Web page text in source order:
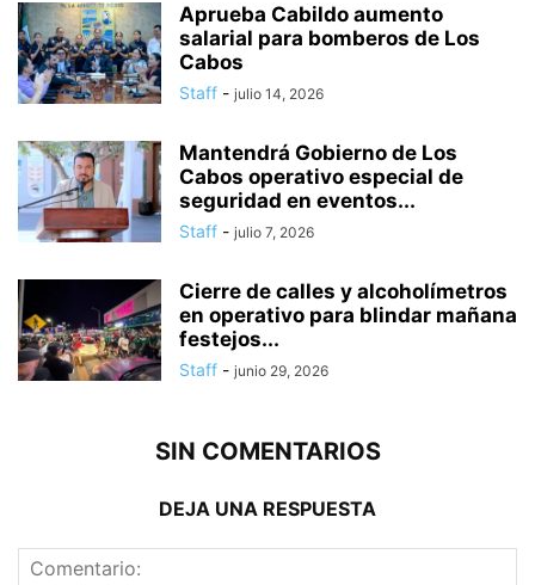
Aprueba Cabildo aumento
salarial para bomberos de Los
Cabos
Staff - julio 14, 2026
Mantendrá Gobierno de Los
Cabos operativo especial de
seguridad en eventos...
Staff - julio 7, 2026
Cierre de calles y alcoholímetros
en operativo para blindar mañana
festejos...
Staff - junio 29, 2026
SIN COMENTARIOS
DEJA UNA RESPUESTA